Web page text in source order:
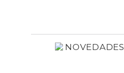
NOVEDADES